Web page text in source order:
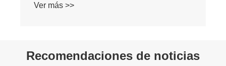
Ver más >>
Recomendaciones de noticias